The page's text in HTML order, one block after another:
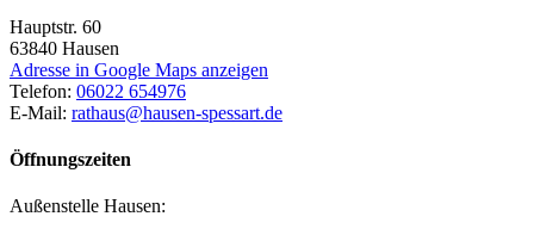
Hauptstr. 60
63840 Hausen
Adresse in Google Maps anzeigen
Telefon: 06022 654976
E-Mail: rathaus@hausen-spessart.de
Öffnungszeiten
Außenstelle Hausen: